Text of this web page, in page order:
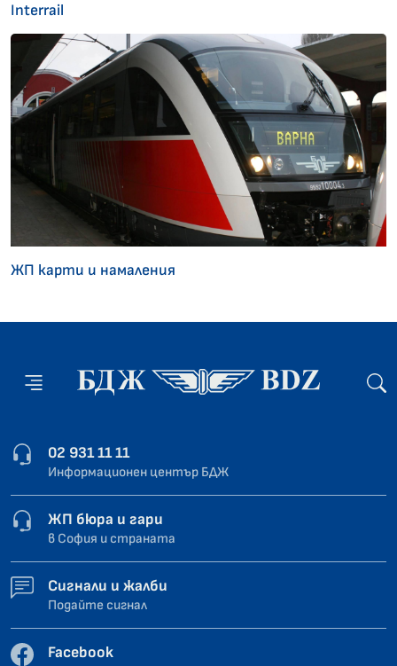
Interrail
ЖП карти и намаления
02 931 11 11
Информационен център БДЖ
ЖП бюра и гари
в София и страната
Сигнали и жалби
Подайте сигнал
Facebook